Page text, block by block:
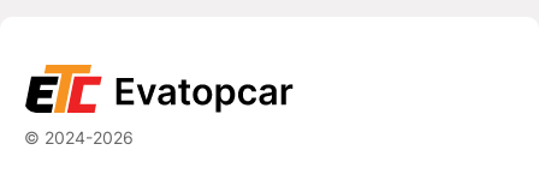
© 2024-2026